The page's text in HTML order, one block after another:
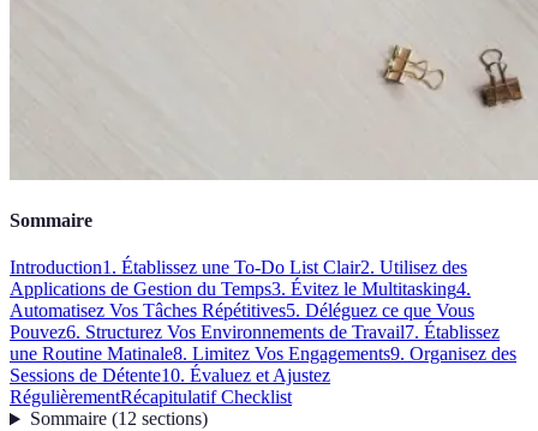
Sommaire
Introduction1. Établissez une To-Do List Clair2. Utilisez des
Applications de Gestion du Temps3. Évitez le Multitasking4.
Automatisez Vos Tâches Répétitives5. Déléguez ce que Vous
Pouvez6. Structurez Vos Environnements de Travail7. Établissez
une Routine Matinale8. Limitez Vos Engagements9. Organisez des
Sessions de Détente10. Évaluez et Ajustez
RégulièrementRécapitulatif Checklist
Sommaire(12 sections)